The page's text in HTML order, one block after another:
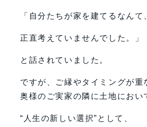
「自分たちが家を建てるなんて
正直考えていませんでした。」
と話されていました。
ですが、ご縁やタイミングが重
奥様のご実家の隣に土地におい
“人生の新しい選択”として、